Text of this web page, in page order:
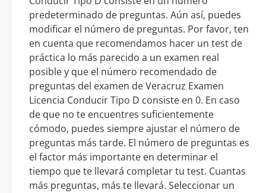
predeterminado de preguntas. Aún así, puedes
modificar el número de preguntas. Por favor, ten
en cuenta que recomendamos hacer un test de
práctica lo más parecido a un examen real
posible y que el número recomendado de
preguntas del examen de Veracruz Examen
Licencia Conducir Tipo D consiste en 0. En caso
de que no te encuentres suficientemente
cómodo, puedes siempre ajustar el número de
preguntas más tarde. El número de preguntas es
el factor más importante en determinar el
tiempo que te llevará completar tu test. Cuantas
más preguntas, más te llevará. Seleccionar un